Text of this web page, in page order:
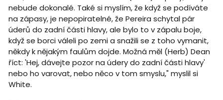
nebude dokonalé. Také si myslím, že když se podíváte
na zápasy, je nepopiratelné, že Pereira schytal pár
úderů do zadní části hlavy, ale bylo to v zápalu boje,
když se borci váleli po zemi a snažili se z toho vymanit,
někdy k nějakým faulům dojde. Možná měl (Herb) Dean
říct: 'Hej, dávejte pozor na údery do zadní části hlavy'
nebo ho varovat, nebo něco v tom smyslu," myslil si
White.